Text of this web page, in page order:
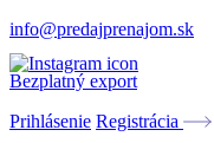
info@predajprenajom.sk
Bezplatný export
Prihlásenie Registrácia